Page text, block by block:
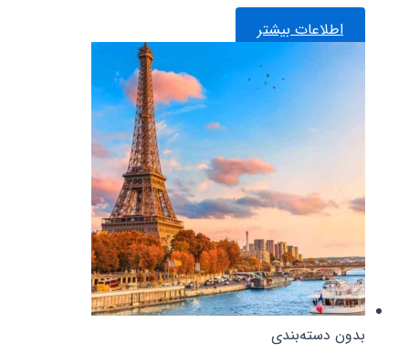
اطلاعات بیشتر
بدون دسته‌بندی